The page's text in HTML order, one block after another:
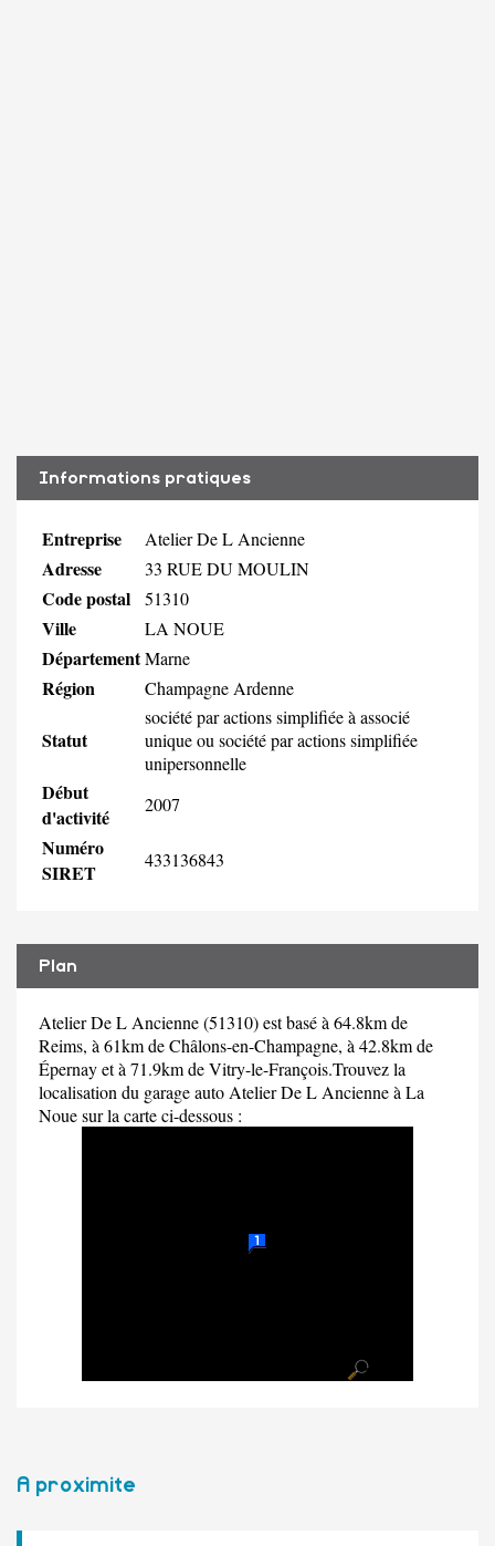
Informations pratiques
Entreprise Atelier De L Ancienne
Adresse 33 RUE DU MOULIN
Code postal 51310
Ville LA NOUE
DépartementMarne
Région Champagne Ardenne
Statut
société par actions simplifiée à associé
unique ou société par actions simplifiée
unipersonnelle
Début
d'activité
2007
Numéro
SIRET
433136843
Plan
Atelier De L Ancienne (51310) est basé à 64.8km de
Reims, à 61km de Châlons-en-Champagne, à 42.8km de
Épernay et à 71.9km de Vitry-le-François.Trouvez la
localisation du garage auto Atelier De L Ancienne à La
Noue sur la carte ci-dessous :
A proximite